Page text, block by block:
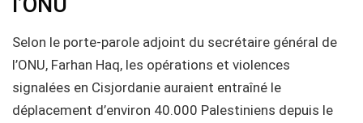
Selon le porte-parole adjoint du secrétaire général de
l’ONU, Farhan Haq, les opérations et violences
signalées en Cisjordanie auraient entraîné le
déplacement d’environ 40.000 Palestiniens depuis le